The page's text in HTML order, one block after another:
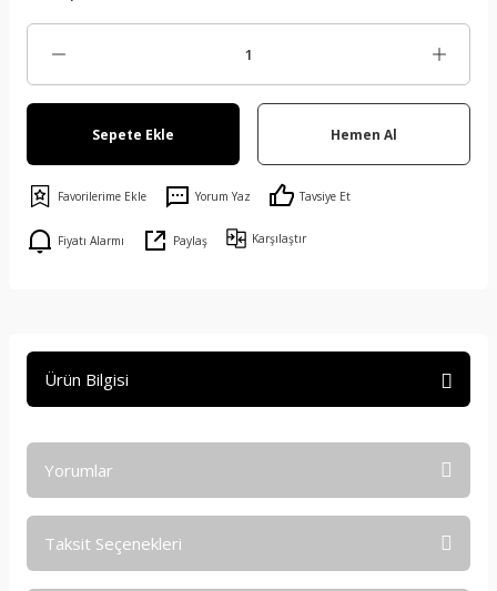
Sepete Ekle Hemen Al
Yorum Yaz Tavsiye Et
Fiyatı Alarmı Paylaş Karşılaştır
Ürün Bilgisi
Yorumlar
Taksit Seçenekleri